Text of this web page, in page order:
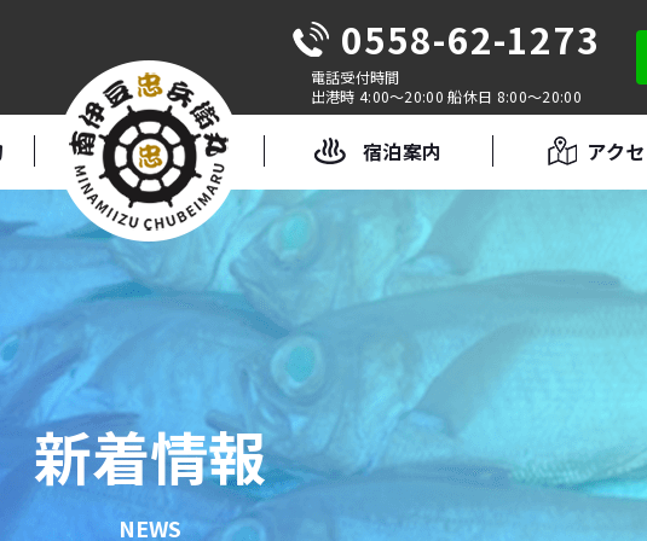
0558-62-1273
出港時 4:00～20:00 船休日 8:00～20:00
宿泊案内 アク
新着情報